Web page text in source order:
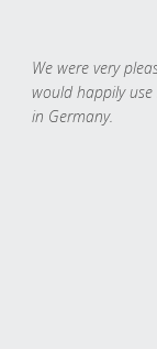
We were very
would happily
in Germany.